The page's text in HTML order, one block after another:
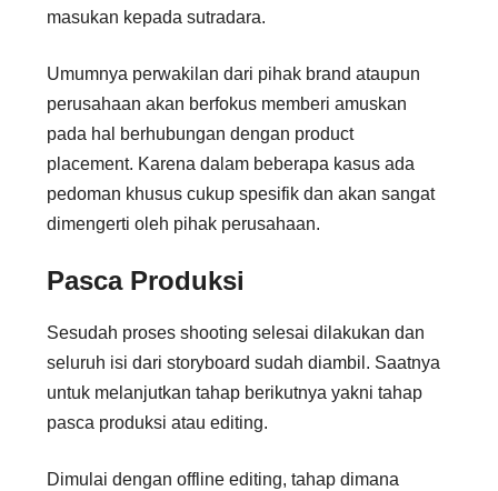
masukan kepada sutradara.
Umumnya perwakilan dari pihak brand ataupun
perusahaan akan berfokus memberi amuskan
pada hal berhubungan dengan product
placement. Karena dalam beberapa kasus ada
pedoman khusus cukup spesifik dan akan sangat
dimengerti oleh pihak perusahaan.
Pasca Produksi
Sesudah proses shooting selesai dilakukan dan
seluruh isi dari storyboard sudah diambil. Saatnya
untuk melanjutkan tahap berikutnya yakni tahap
pasca produksi atau editing.
Dimulai dengan offline editing, tahap dimana